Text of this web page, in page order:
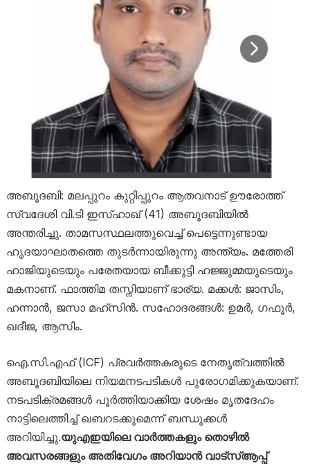
അബൂദബി: മലപ്പുറം കുറ്റിപ്പുറം ആതവനാട് ഊരോത്ത്
സ്വദേശി വി.ടി ഇസ്ഹാഖ് (41) അബൂദബിയിൽ
അന്തരിച്ചു. താമസസ്ഥലത്തുവെച്ച് പെട്ടെന്നുണ്ടായ
ഹൃദയാഘാതത്തെ തുടർന്നായിരുന്നു അന്ത്യം. മത്തേരി
ഹാജിയുടെയും പരേതയായ ബീക്കുട്ടി ഹജ്ജുമ്മയുടെയും
മകനാണ്. ഫാത്തിമ തസ്നിയാണ് ഭാര്യ. മക്കൾ: ജാസിം,
ഹന്നാൻ, ജസാ മഹ്സിൻ. സഹോദരങ്ങൾ: ഉമർ, ഗഫൂർ,
ഖദീജ, ആസിം.
ഐ.സി.എഫ് (ICF) പ്രവർത്തകരുടെ നേതൃത്വത്തിൽ
അബൂദബിയിലെ നിയമനടപടികൾ പുരോഗമിക്കുകയാണ്.
നടപടിക്രമങ്ങൾ പൂർത്തിയാക്കിയ ശേഷം മൃതദേഹം
നാട്ടിലെത്തിച്ച് ഖബറടക്കുമെന്ന് ബന്ധുക്കൾ
അറിയിച്ചു.യുഎഇയിലെ വാർത്തകളും തൊഴിൽ
അവസരങ്ങളും അതിവേഗം അറിയാൻ വാട്സ്ആപ്പ്